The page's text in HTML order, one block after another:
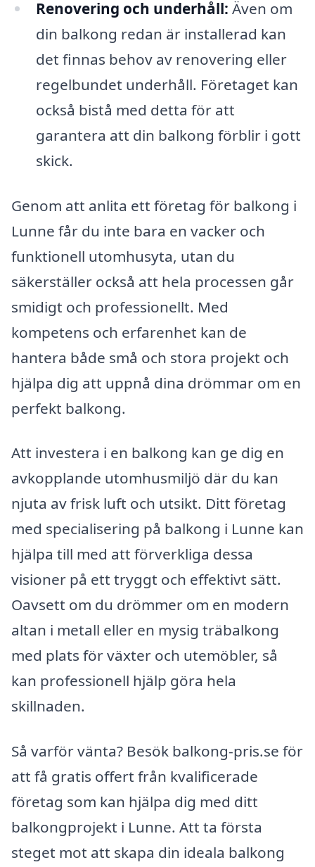
Renovering och underhåll: Även om
din balkong redan är installerad kan
det finnas behov av renovering eller
regelbundet underhåll. Företaget kan
också bistå med detta för att
garantera att din balkong förblir i gott
skick.
Genom att anlita ett företag för balkong i
Lunne får du inte bara en vacker och
funktionell utomhusyta, utan du
säkerställer också att hela processen går
smidigt och professionellt. Med
kompetens och erfarenhet kan de
hantera både små och stora projekt och
hjälpa dig att uppnå dina drömmar om en
perfekt balkong.
Att investera i en balkong kan ge dig en
avkopplande utomhusmiljö där du kan
njuta av frisk luft och utsikt. Ditt företag
med specialisering på balkong i Lunne kan
hjälpa till med att förverkliga dessa
visioner på ett tryggt och effektivt sätt.
Oavsett om du drömmer om en modern
altan i metall eller en mysig träbalkong
med plats för växter och utemöbler, så
kan professionell hjälp göra hela
skillnaden.
Så varför vänta? Besök balkong-pris.se för
att få gratis offert från kvalificerade
företag som kan hjälpa dig med ditt
balkongprojekt i Lunne. Att ta första
steget mot att skapa din ideala balkong